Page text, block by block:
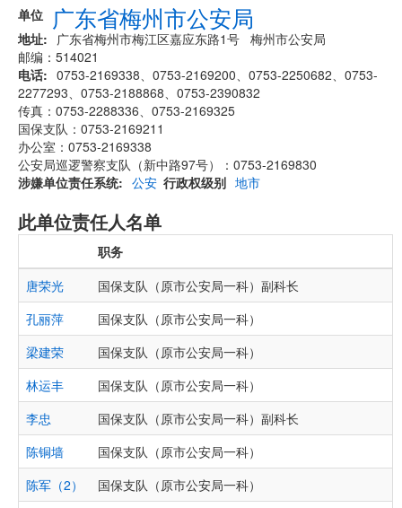
单位
广东省梅州市公安局
地址
广东省梅州市梅江区嘉应东路1号 梅州市公安局
邮编：514021
电话
0753-2169338、0753-2169200、0753-2250682、0753-
2277293、0753-2188868、0753-2390832
传真：0753-2288336、0753-2169325
国保支队：0753-2169211
办公室：0753-2169338
公安局巡逻警察支队（新中路97号）：0753-2169830
涉嫌单位责任系统
公安 行政权级别 地市
此单位责任人名单
职务
唐荣光
国保支队（原市公安局一科）副科长
孔丽萍
国保支队（原市公安局一科）
梁建荣
国保支队（原市公安局一科）
林运丰
国保支队（原市公安局一科）
李忠
国保支队（原市公安局一科）副科长
陈铜墙
国保支队（原市公安局一科）
陈军（2）
国保支队（原市公安局一科）